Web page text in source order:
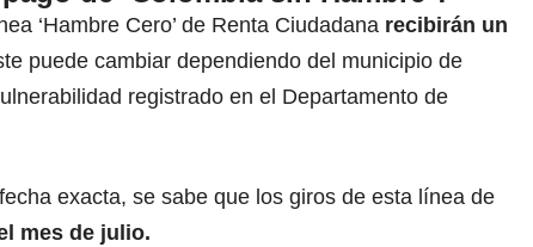
‘Hambre Cero’ de Renta Ciudadana recibirán un
puede cambiar dependiendo del municipio de
registrado en el Departamento de
exacta, se sabe que los giros de esta línea de
mes de julio.